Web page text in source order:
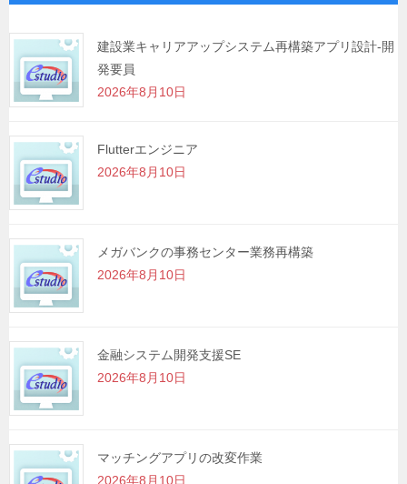
シ
ョ
ン
建設業キャリアアップシステム再構築アプリ設計-開
発要員
2026年8月10日
Flutterエンジニア
2026年8月10日
メガバンクの事務センター業務再構築
2026年8月10日
金融システム開発支援SE
2026年8月10日
マッチングアプリの改変作業
2026年8月10日